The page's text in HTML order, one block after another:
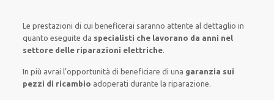
Le prestazioni di cui beneficerai saranno attente al dettaglio in
quanto eseguite da specialisti che lavorano da anni nel
settore delle riparazioni elettriche.
In più avrai l’opportunità di beneficiare di una garanzia sui
pezzi di ricambio adoperati durante la riparazione.